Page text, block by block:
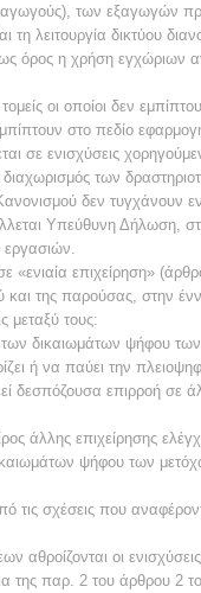
των εξαγωγών
τη λειτουργία δικτύου
ως όρος η χρήση εγχώριων
τομείς οι οποίοι δεν
στο πεδίο
σε ενισχύσεις
των
δεν τυγχάνουν
Υπεύθυνη Δήλωση,
«ενιαία επιχείρηση»
της παρούσας, στην
μεταξύ τους:
των δικαιωμάτων ψήφου
ή να παύει την
δεσπόζουσα επιρροή
άλλης επιχείρησης
ψήφου των
τις σχέσεις που
αθροίζονται οι
της παρ. 2 του άρθρου 2